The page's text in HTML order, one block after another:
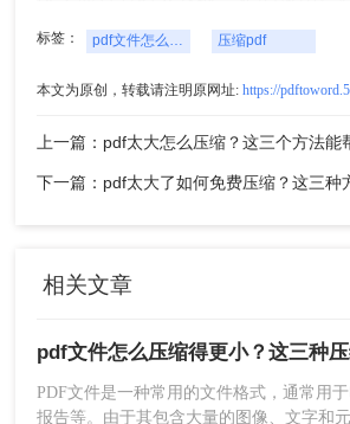
可以了解软件的性能和价格，根据
二、降低图像质量
PDF文件通常包含大量的图像数据
量图片的PDF文件。因此，降低图
减小PDF文件的大小。可以使用图
PDF文件。
以Photoshop
的PDF文件；
2、选择要编辑的图像，并进行调整
分辨率、改变格式等）；
标签： pdf文件怎么压缩得更小 压缩pdf
本文为原创，转载请注明原网址: https://
上一篇：pdf太大怎么压缩？这三个方法能
下一篇：pdf太大了如何免费压缩？这三种
相关文章
pdf文件怎么压缩得更小？这三种
PDF文件是一种常用的文件格式，通常用于
报告等。由于其包含大量的图像、文字和元